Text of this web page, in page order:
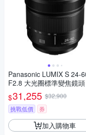
Panasonic LUMIX S 24-
F2.8 大光圈標準變焦鏡
貨 S-E2460GC
$31,255 $32,900
挑戰低價
券
加入購物車